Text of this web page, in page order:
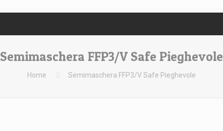
Semimaschera FFP3/V Safe Pieghevole
Home Semimaschera FFP3/V Safe Pieghevole